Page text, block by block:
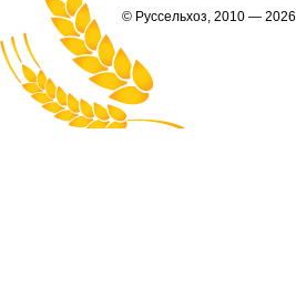
© Руссельхоз, 2010 — 2026